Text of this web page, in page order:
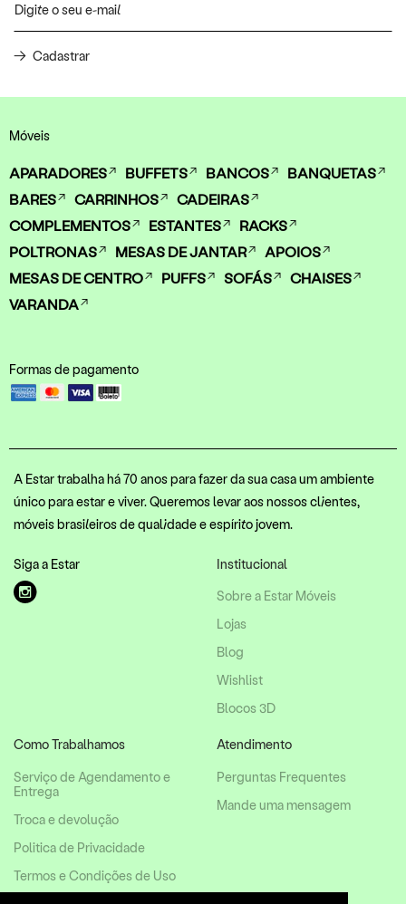
Cadastrar
Móveis
APARADORES BUFFETS BANCOS
BANQUETAS
BARES
CARRINHOS
CADEIRAS
COMPLEMENTOS
ESTANTES
RACKS
POLTRONAS
MESAS DE JANTAR
APOIOS
MESAS DE CENTRO
PUFFS SOFÁS
CHAISES
VARANDA
Formas de pagamento
A Estar trabalha há 70 anos para fazer da sua casa um ambiente
único para estar e viver. Queremos levar aos nossos clientes,
móveis brasileiros de qualidade e espírito jovem.
Como Trabalhamos
Serviço de Agendamento e
Entrega
Troca e devolução
Politica de Privacidade
Termos e Condições de Uso
Institucional
Sobre a Estar Móveis
Lojas
Blog
Wishlist
Blocos 3D
Atendimento
Perguntas Frequentes
Mande uma mensagem
Siga a Estar